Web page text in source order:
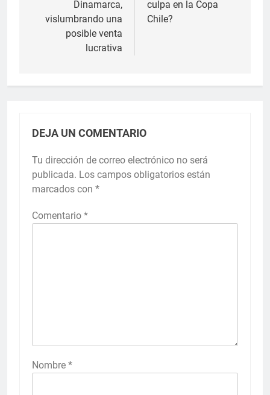
Dinamarca,
vislumbrando una
posible venta
lucrativa
culpa en la Copa
Chile?
DEJA UN COMENTARIO
Tu dirección de correo electrónico no será
publicada. Los campos obligatorios están
marcados con *
Comentario *
Nombre *